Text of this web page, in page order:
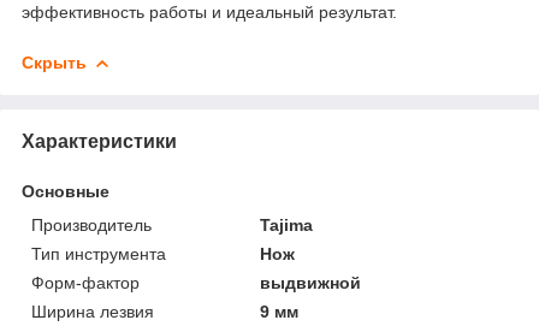
эффективность работы и идеальный результат.
Скрыть
Характеристики
Основные
Производитель
Tajima
Тип инструмента
Нож
Форм-фактор
выдвижной
Ширина лезвия
9 мм